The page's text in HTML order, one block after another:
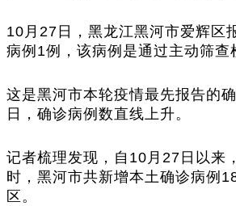
10月27日，黑龙江黑河市爱辉区
病例1例，该病例是通过主动筛查
这是黑河市本轮疫情最先报告的
日，确诊病例数直线上升。
记者梳理发现，自10月27日以来
时，黑河市共新增本土确诊病例
区。